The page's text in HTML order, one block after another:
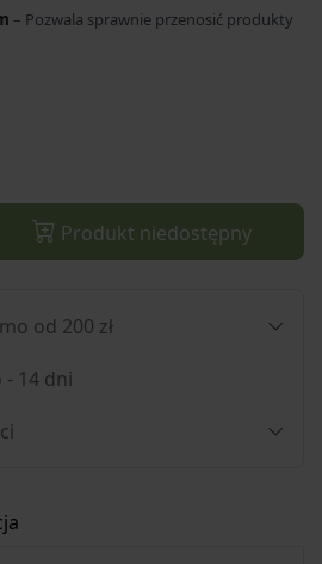
– Pozwala sprawnie przenosić produkty
Produkt niedostępny
od 200 zł
14 dni